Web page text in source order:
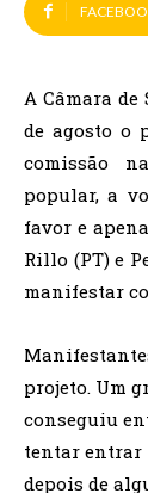
A Câmara
de agosto o
comissão
popular, a
favor e
Rillo (PT) e
manifestar
projeto. Um
conseguiu
tentar entrar
depois de